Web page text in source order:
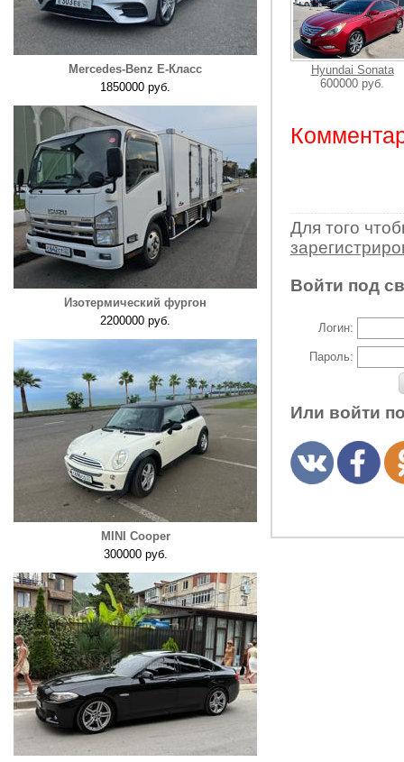
Mercedes-Benz E-Класс
1850000 руб.
Изотермический фургон
2200000 руб.
MINI Cooper
300000 руб.
Hyundai Sonata
600000 руб.
Для того
Войти под
Логин:
Пароль:
Или войти